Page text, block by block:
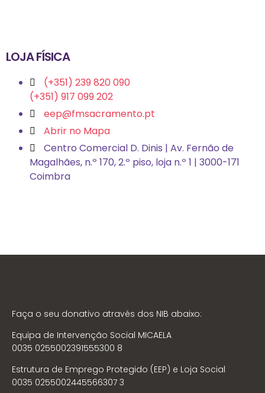
LOJA FÍSICA
(+351) 239 820 090
(+351) 917 099 202
eep@fmsacramento.pt
Abrir no Mapa
Centro Comercial D. Dinis | Av. Fernão de
Magalhães, n.º 170, 2.º piso, loja n.º 1 | 3000-171
Coimbra
Faça o seu donativo através dos NIB abaixo:
Equipa de Intervenção Social MICAELA
0035 0255002391555300 8
Estrutura de Emprego Protegido (EEP) e Loja Social
0035 0255002445566307 3